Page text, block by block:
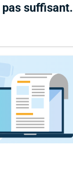
pas suffisant.